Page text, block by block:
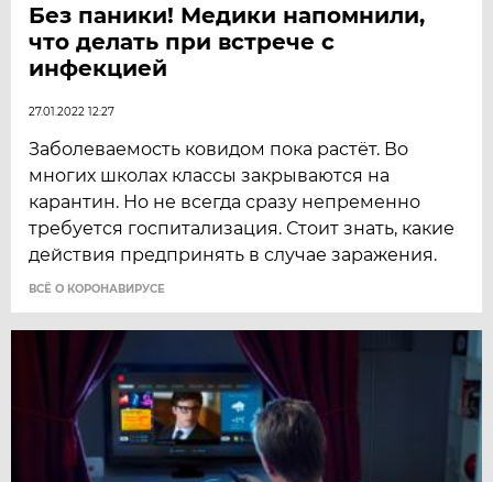
Без паники! Медики напомнили,
что делать при встрече с
инфекцией
27.01.2022 12:27
Заболеваемость ковидом пока растёт. Во
многих школах классы закрываются на
карантин. Но не всегда сразу непременно
требуется госпитализация. Стоит знать, какие
действия предпринять в случае заражения.
ВСЁ О КОРОНАВИРУСЕ